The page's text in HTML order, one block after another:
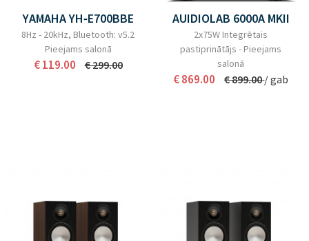
YAMAHA YH‑E700BBE
8Hz - 20kHz, Bluetooth: v5.2
Pieejams salonā
€ 119.00 € 299.00
AUIDIOLAB 6000A MKII
2x75W Integrētais
pastiprinātājs - Pieejams
salonā
€ 869.00 € 899.00/ gab